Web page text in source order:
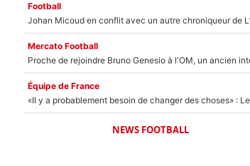
Football
Mercato Football
Équipe de France
NEWS FOOTBALL